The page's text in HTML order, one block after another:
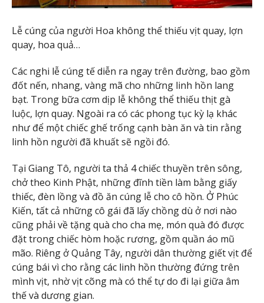
Lễ cúng của người Hoa không thể thiếu vịt quay, lợn
quay, hoa quả…
Các nghi lễ cúng tế diễn ra ngay trên đường, bao gồm
đốt nến, nhang, vàng mã cho những linh hồn lang
bạt. Trong bữa cơm dịp lễ không thể thiếu thịt gà
luộc, lợn quay. Ngoài ra có các phong tục kỳ lạ khác
như để một chiếc ghế trống cạnh bàn ăn và tin rằng
linh hồn người đã khuất sẽ ngồi đó.
Tại Giang Tô, người ta thả 4 chiếc thuyền trên sông,
chở theo Kinh Phật, những đĩnh tiền làm bằng giấy
thiếc, đèn lồng và đồ ăn cúng lễ cho cô hồn. Ở Phúc
Kiến, tất cả những cô gái đã lấy chồng dù ở nơi nào
cũng phải về tặng quà cho cha mẹ, món quà đó được
đặt trong chiếc hòm hoặc rương, gồm quần áo mũ
mão. Riêng ở Quảng Tây, người dân thường giết vịt để
cúng bái vì cho rằng các linh hồn thường đứng trên
mình vịt, nhờ vịt cõng mà có thể tự do đi lại giữa âm
thế và dương gian.